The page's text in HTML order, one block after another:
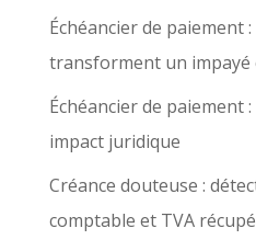
Échéancier de paiement
transforment un impayé
Échéancier de paiement
impact juridique
Créance douteuse :
comptable et TVA